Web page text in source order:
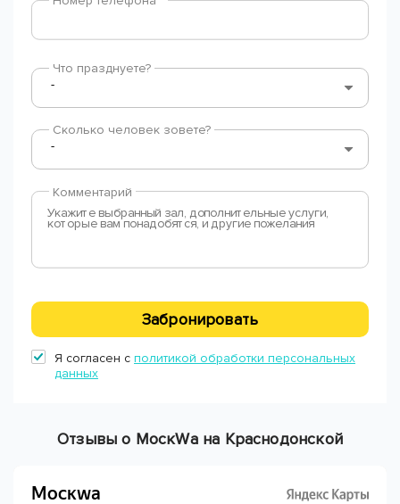
Что празднуете?
Сколько человек зовете?
Комментарий
Забронировать
Я согласен с политикой обработки персональных
данных
Отзывы о МоскWа на Краснодонской